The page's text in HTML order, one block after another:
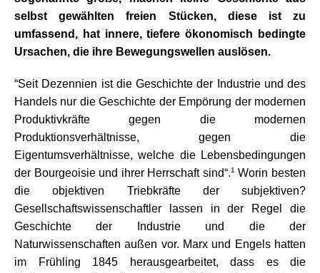
selbst gewählten freien Stücken, diese ist zu
umfassend, hat innere, tiefere ökonomisch bedingte
Ursachen, die ihre Bewegungswellen auslösen.
“Seit Dezennien ist die Geschichte der Industrie und des
Handels nur die Geschichte der Empörung der modernen
Produktivkräfte gegen die modernen
Produktionsverhältnisse, gegen die
Eigentumsverhältnisse, welche die Lebensbedingungen
der Bourgeoisie und ihrer Herrschaft sind“.1 Worin besten
die objektiven Triebkräfte der subjektiven?
Gesellschaftswissenschaftler lassen in der Regel die
Geschichte der Industrie und die der
Naturwissenschaften außen vor. Marx und Engels hatten
im Frühling 1845 herausgearbeitet, dass es die